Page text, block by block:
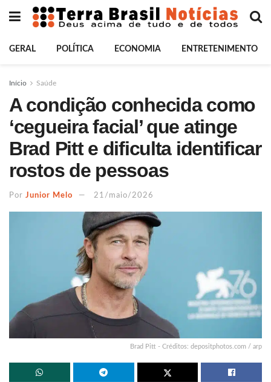
GERAL POLÍTICA ECONOMIA ENTRETENIMENTO
Início Saúde
A condição conhecida como
‘cegueira facial’ que atinge
Brad Pitt e dificulta identificar
rostos de pessoas
Por Junior Melo 21/maio/2026
Brad Pitt - Créditos: depositphotos.com / arp